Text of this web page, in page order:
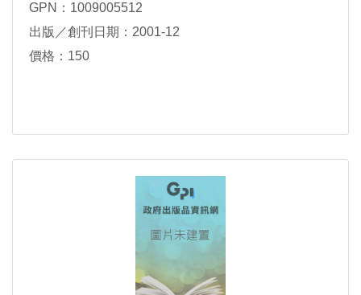
GPN：1009005512
出版／創刊日期：2001-12
價格：150